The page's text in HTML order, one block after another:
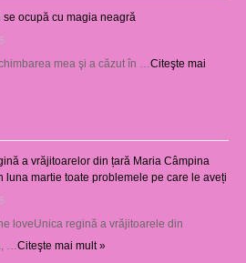
se ocupă cu magia neagră
mea şi a căzut în … Citeşte mai
a vrăjitoarelor din țară Maria Câmpina
luna martie toate problemele pe care le aveți
loveUnica regină a vrăjitoarele din
… Citeşte mai mult »